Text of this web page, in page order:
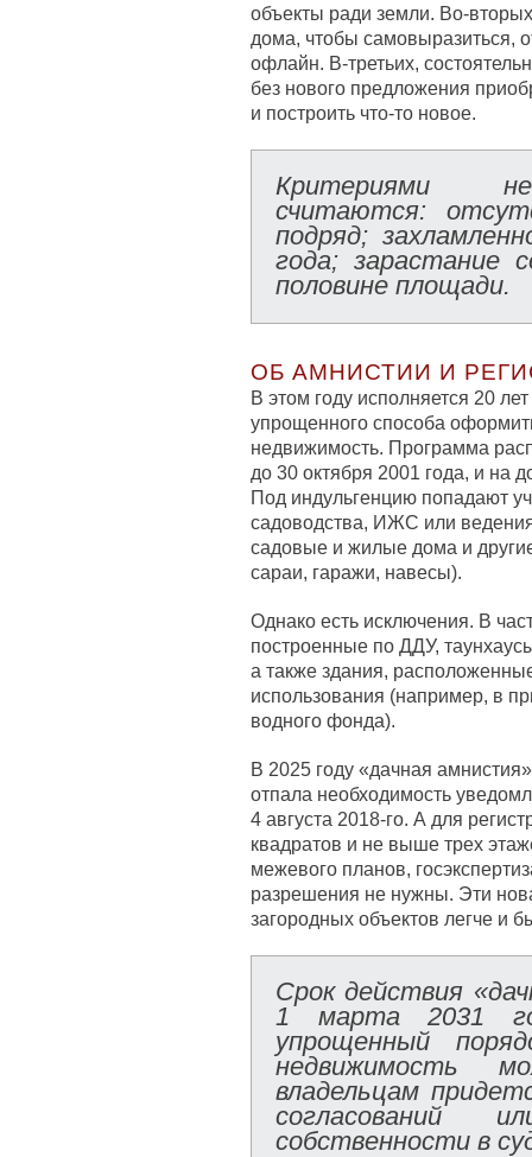
объекты ради земли. Во-
дома, чтобы самовыразиться,
офлайн. В-третьих,
без нового предложения
и построить что-то новое.
Критериями
считаются:
подряд;
года; зарастание
половине площади.
ОБ АМНИСТИИ И
В этом году исполняется 20
упрощенного способа
недвижимость. Программа
до 30 октября 2001 года, и на
Под индульгенцию попадают
садоводства, ИЖС или
садовые и жилые дома и
сараи, гаражи, навесы).
Однако есть исключения. В
построенные по ДДУ,
а также здания,
использования (например, в
водного фонда).
В 2025 году «дачная
отпала необходимость
4 августа 2018-го. А для
квадратов и не выше трех
межевого планов,
разрешения не нужны. Эти
загородных объектов легче и
Срок действия
1 марта 2031
упрощенный
недвижимость
владельцам
согласований
собственности в